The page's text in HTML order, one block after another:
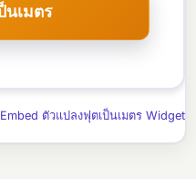
Embed ตัวแปลงฟุตเป็นเมตร Widget